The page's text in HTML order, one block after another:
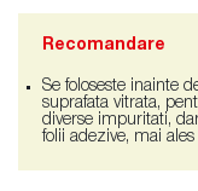
Recomandare
Se foloseste inainte
suprafata vitrata,
diverse impuritati,
folii adezive, mai